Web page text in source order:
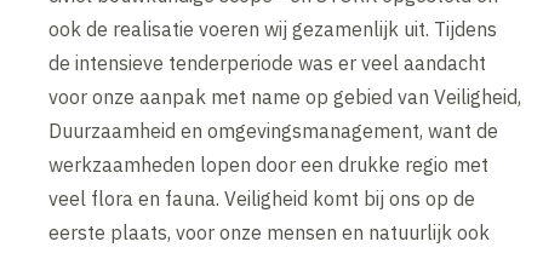
ook de realisatie voeren wij gezamenlijk uit. Tijdens
de intensieve tenderperiode was er veel aandacht
voor onze aanpak met name op gebied van Veiligheid,
Duurzaamheid en omgevingsmanagement, want de
werkzaamheden lopen door een drukke regio met
veel flora en fauna. Veiligheid komt bij ons op de
eerste plaats, voor onze mensen en natuurlijk ook